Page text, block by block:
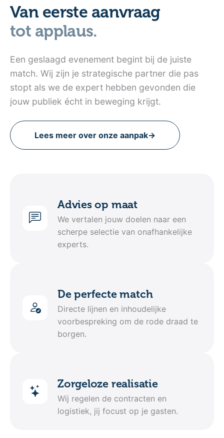
Van eerste aanvraag
tot applaus.
Een geslaagd evenement begint bij de juiste
match. Wij zijn je strategische partner die pas
stopt als we de expert hebben gevonden die
jouw publiek écht in beweging krijgt.
Lees meer over onze aanpak→
Advies op maat
We vertalen jouw doelen naar een
scherpe selectie van onafhankelijke
experts.
De perfecte match
Directe lijnen en inhoudelijke
voorbespreking om de rode draad te
borgen.
Zorgeloze realisatie
Wij regelen de contracten en
logistiek, jij focust op je gasten.